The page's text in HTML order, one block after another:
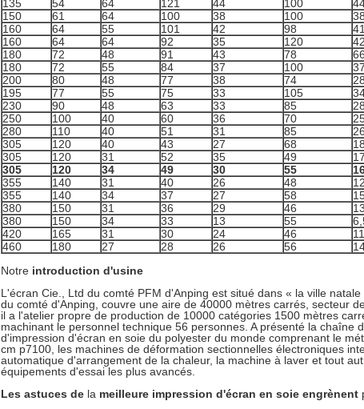
135
54 64 121 44 100
150
61 64 100 38 100 38
160
64 55 101 42 98 41
160
64 64 92 35 120 42
180
72 48 91 43 78 66
180
72 55 84 37 100 37
200
80 48 77 38 74 28
195
77 55 75 33 105
230
90 48 63 33 85 28
250
100 40 60 36 70
280
110 40 51 31 85 26
305
120 40 43 27 68 18
305
120 31 52 35 49 17
305
120 34 49 30 55
355
140 31 40 26 48 12
355
140 34 37 27 58
380
150 31 36 29 46 13
380
150 34 33 13 55
420
165 31 30 24 46 11
460
180 27 28 26 56
Notre introduction d'usine
L'écran Cie., Ltd du comté PFM d'Anping est situé dans « la ville
du comté d'Anping, couvre une aire de 40000 mètres carrés, secteur
il a l'atelier propre de production de 10000 catégories 1500 mètres
machinant le personnel technique 56 personnes. A présenté la chaîne
d'impression d'écran en soie du polyester du monde comprenant le
cm p7100, les machines de déformation sectionnelles électroniques
automatique d'arrangement de la chaleur, la machine à laver et tout
équipements d'essai les plus avancés.
Les astuces de la meilleure impression d'écran en soie engrènent